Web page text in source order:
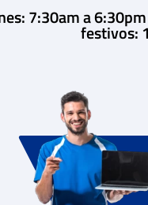
7:30am a
festivos: